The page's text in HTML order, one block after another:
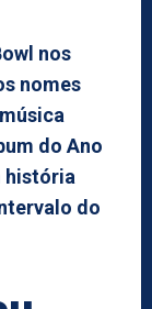
nos
nomes
do Ano
história
do